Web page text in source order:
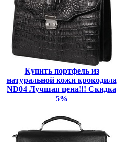
Купить портфель из
натуральной кожи крокодила
ND04 Лучшая цена!!! Скидка
5%